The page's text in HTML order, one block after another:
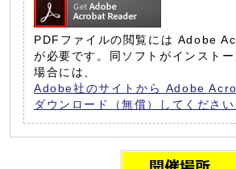
PDFファイルの閲覧には Adobe
が必要です。同ソフトがインスト
場合には、
Adobe社のサイトから Adobe
ダウンロード（無償）してください